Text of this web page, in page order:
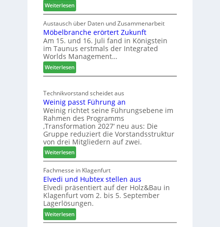
C
M
D
e
u
s
h
l
a
n
d
Weiterlesen:
L
e
u
c
o
l
ä
d
z
u
r
H
a
u
s
m
e
s
s
e
Austausch über Daten und Zusammenarbeit
Möbelbranche erörtert Zukunft
Am 15. und 16. Juli fand in Königstein
im Taunus erstmals der Integrated
Worlds Management…
Weiterlesen:
M
b
e
l
b
r
a
n
c
h
e
e
r
ö
r
t
Technikvorstand scheidet aus
Weinig passt Führung an
Weinig richtet seine Führungsebene im
Rahmen des Programms
‚Transformation 2027‘ neu aus: Die
Gruppe reduziert die Vorstandsstruktur
von drei Mitgliedern auf zwei.
Weiterlesen:
W
e
i
n
i
g
p
a
Fachmesse in Klagenfurt
Elvedi und Hubtex stellen aus
Elvedi präsentiert auf der Holz&Bau in
Klagenfurt vom 2. bis 5. September
Lagerlösungen.
Weiterlesen:
E